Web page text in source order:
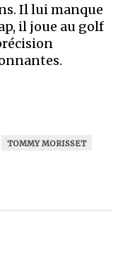
Il lui manque
il joue au golf
TOMMY MORISSET